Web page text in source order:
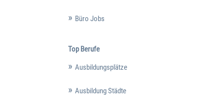
Büro Jobs
Top Berufe
Ausbildungsplätze
Ausbildung Städte